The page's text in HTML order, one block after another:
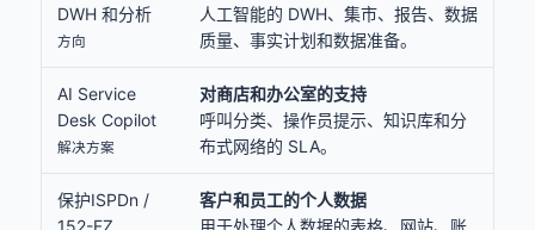
DWH 和分析
方向
人工智能的 DWH、集市、报告、数据
质量、事实计划和数据准备。
AI Service
Desk Copilot
解决方案
对商店和办公室的支持
呼叫分类、操作员提示、知识库和分
布式网络的 SLA。
保护ISPDn /
152-FZ
客户和员工的个人数据
用于处理个人数据的表格、网站、账